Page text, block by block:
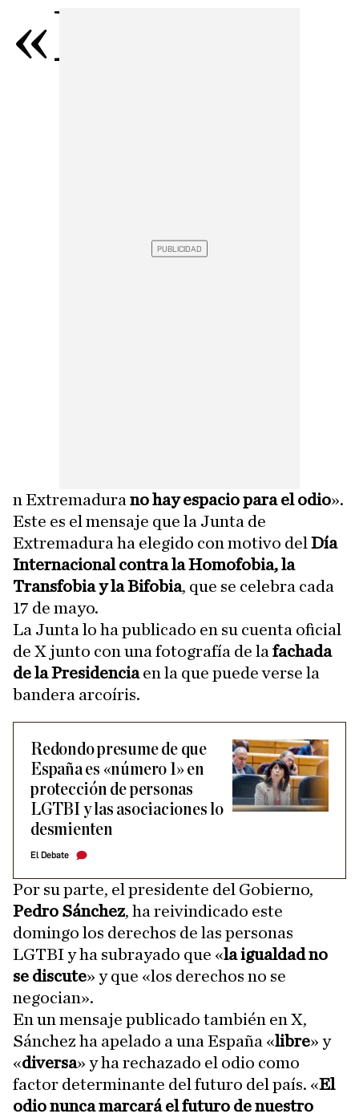
«E
n Extremadura no hay espacio para el odio».
Este es el mensaje que la Junta de
Extremadura ha elegido con motivo del Día
Internacional contra la Homofobia, la
Transfobia y la Bifobia, que se celebra cada
17 de mayo.
La Junta lo ha publicado en su cuenta oficial
de X junto con una fotografía de la fachada
de la Presidenciaen la que puede verse la
bandera arcoíris.
Redondo presume de que
España es «número 1» en
protección de personas
LGTBI y las asociaciones lo
desmienten
El Debate
Por su parte, el presidente del Gobierno,
Pedro Sánchez, ha reivindicado este
domingo los derechos de las personas
LGTBI y ha subrayado que «la igualdad no
se discute» y que «los derechos no se
negocian».
En un mensaje publicado también en X,
Sánchez ha apelado a una España «libre» y
«diversa» y ha rechazado el odio como
factor determinante del futuro del país. «El
odio nunca marcará el futuro de nuestro